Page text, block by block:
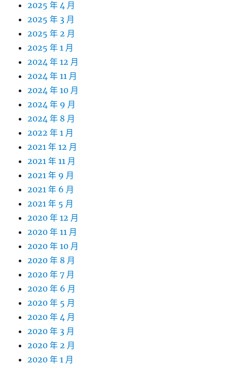
2025 年 4 月
2025 年 3 月
2025 年 2 月
2025 年 1 月
2024 年 12 月
2024 年 11 月
2024 年 10 月
2024 年 9 月
2024 年 8 月
2022 年 1 月
2021 年 12 月
2021 年 11 月
2021 年 9 月
2021 年 6 月
2021 年 5 月
2020 年 12 月
2020 年 11 月
2020 年 10 月
2020 年 8 月
2020 年 7 月
2020 年 6 月
2020 年 5 月
2020 年 4 月
2020 年 3 月
2020 年 2 月
2020 年 1 月